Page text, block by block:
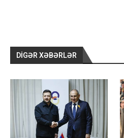
DIGƏR XƏBƏRLƏR